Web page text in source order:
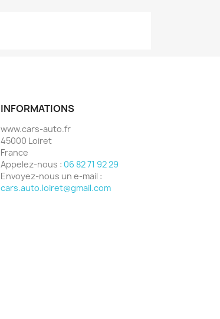
INFORMATIONS
www.cars-auto.fr
45000 Loiret
France
Appelez-nous : 06 82 71 92 29
Envoyez-nous un e-mail :
cars.auto.loiret@gmail.com